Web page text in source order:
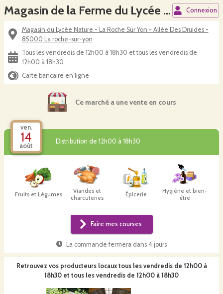
Magasin de la Ferme du Lycée Nature Connexion
Magasin du Lycée Nature - La Roche Sur Yon - Allée Des Druides -
85000 La roche-sur-yon
Tous les vendredis de 12h00 à 18h30 et tous les vendredis de
12h00 à 18h30
Carte bancaire en ligne
Ce marché a une vente en cours
ven.
14
août
Distribution de 12h00 à 18h30
Fruits et Légumes
Viandes et
charcuteries
Épicerie
Hygiène et bien-
être
Faire mes courses
La commande fermera dans4 jours
Retrouvez vos producteurs locaux tous les vendredis de 12h00 à
18h30 et tous les vendredis de 12h00 à 18h30